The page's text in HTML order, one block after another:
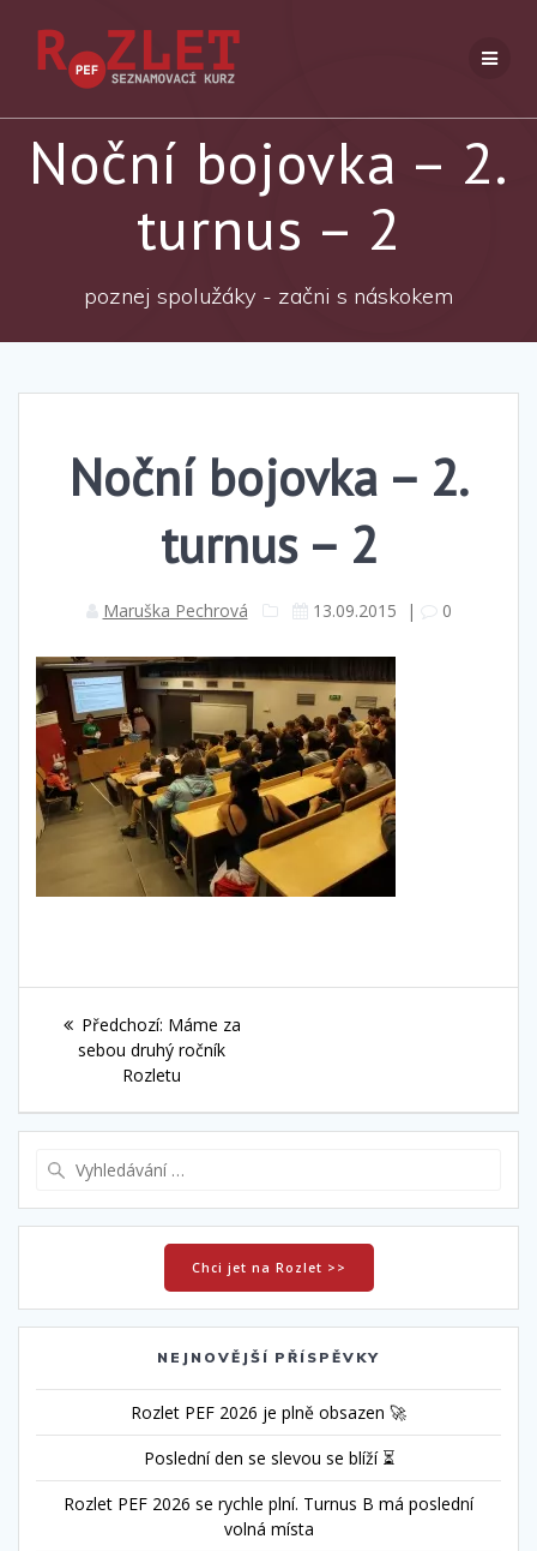
Noční bojovka – 2.
turnus – 2
poznej spolužáky - začni s náskokem
Noční bojovka – 2.
turnus – 2
Maruška Pechrová 13.09.2015 | 0
Navigace
pro
příspěvek
Předchozí: Předchozí
příspěvek:
Máme za
sebou druhý ročník
Rozletu
Chci jet na Rozlet >>
NEJNOVĚJŠÍ PŘÍSPĚVKY
Rozlet PEF 2026 je plně obsazen 🚀
Poslední den se slevou se blíží ⏳
Rozlet PEF 2026 se rychle plní. Turnus B má poslední
volná místa